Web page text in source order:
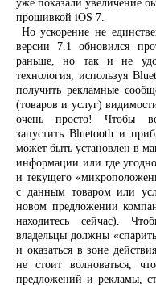
уже показали увеличение
прошивкой iOS 7.
Но ускорение не
версии 7.1 обновился
раньше, но так и не
технология, используя
получить рекламные
(товаров и услуг)
очень просто! Чтобы
запустить Bluetooth и
может быть установлен в
информации или где
и текущего
с данным товаром или
новом предложении
находитесь сейчас).
владельцы должны
и оказаться в зоне
не стоит волноваться,
предложений и рекламы,